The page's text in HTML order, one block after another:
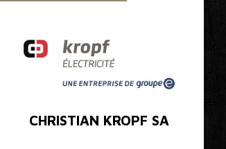
CHRISTIAN KROPF SA